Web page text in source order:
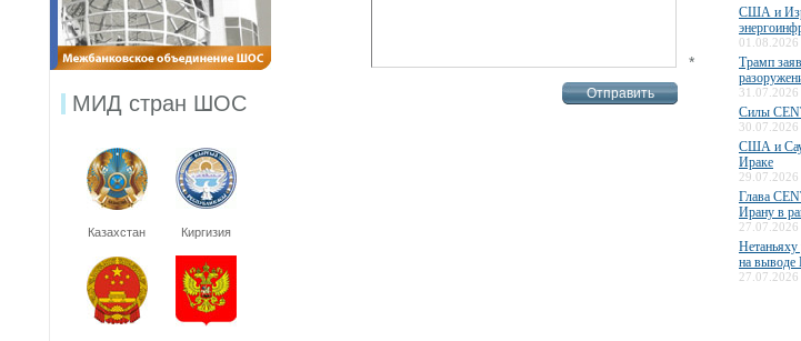
МИД стран ШОС
Казахстан Киргизия
*
США и
01.08.2026
Трамп
31.07.2026
Силы
30.07.2026
США и
Ираке
29.07.2026
Глава
Ирану в
27.07.2026
на
27.07.2026